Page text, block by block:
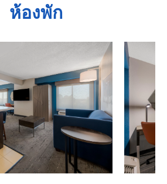
ห้องพัก